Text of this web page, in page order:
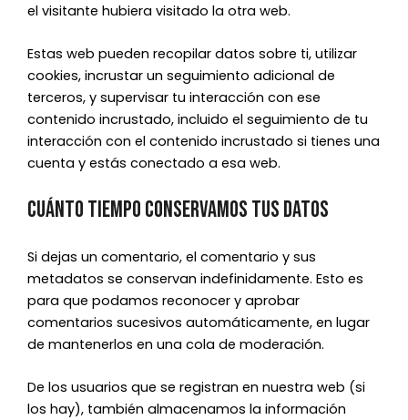
el visitante hubiera visitado la otra web.
Estas web pueden recopilar datos sobre ti, utilizar
cookies, incrustar un seguimiento adicional de
terceros, y supervisar tu interacción con ese
contenido incrustado, incluido el seguimiento de tu
interacción con el contenido incrustado si tienes una
cuenta y estás conectado a esa web.
Cuánto tiempo conservamos tus datos
Si dejas un comentario, el comentario y sus
metadatos se conservan indefinidamente. Esto es
para que podamos reconocer y aprobar
comentarios sucesivos automáticamente, en lugar
de mantenerlos en una cola de moderación.
De los usuarios que se registran en nuestra web (si
los hay), también almacenamos la información